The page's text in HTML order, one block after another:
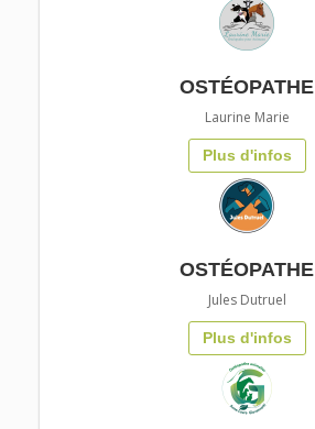
OSTÉOPATHE
Laurine Marie
Plus d'infos
OSTÉOPATHE
Jules Dutruel
Plus d'infos